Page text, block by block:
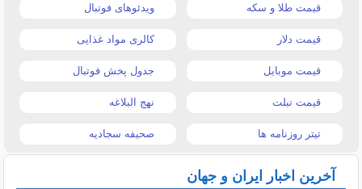
قیمت طلا و سکه ویدئوهای فوتبال
قیمت دلار کالری مواد غذایی
قیمت موبایل جدول پخش فوتبال
قیمت تبلت نهج البلاغه
تیتر روزنامه ها صحیفه سجادیه
آخرین اخبار ایران و جهان